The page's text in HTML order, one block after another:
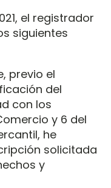
el registrador
siguientes
previo el
del
con los
y 6 del
he
solicitada
y